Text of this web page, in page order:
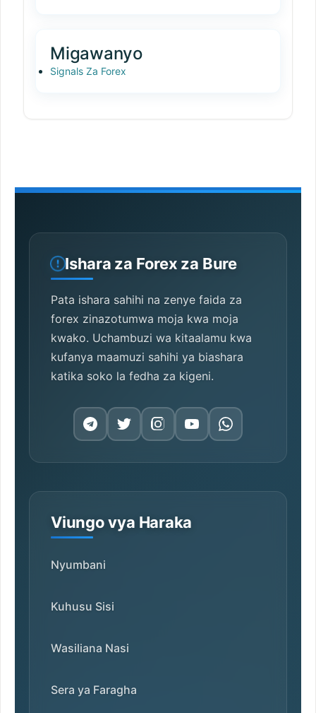
Migawanyo
Signals Za Forex
Ishara za Forex za Bure
Pata ishara sahihi na zenye faida za
forex zinazotumwa moja kwa moja
kwako. Uchambuzi wa kitaalamu kwa
kufanya maamuzi sahihi ya biashara
katika soko la fedha za kigeni.
Viungo vya Haraka
Nyumbani
Kuhusu Sisi
Wasiliana Nasi
Sera ya Faragha